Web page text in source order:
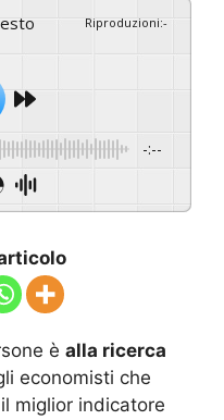
Riproduzioni:-
-:--
è alla ricerca
economisti che
miglior indicatore